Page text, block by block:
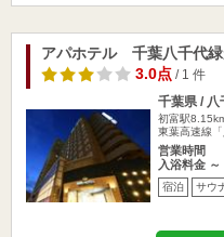
アパホテル 千葉八千代緑
3.0点/ 1 件
千葉県 / 八
初富駅
東葉高速線
営業時間
入浴料金 ～
宿泊 サウ